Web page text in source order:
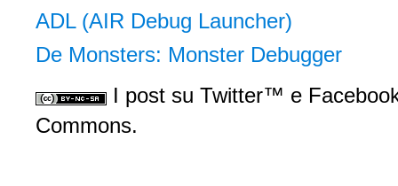
ADL (AIR Debug Launcher)
De Monsters: Monster Debugger
I post su Twitter™ e
Commons.